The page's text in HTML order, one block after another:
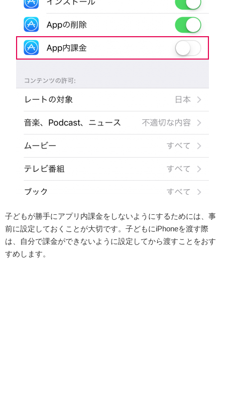
子どもが勝手にアプリ内課金をしないようにするためには、事
前に設定しておくことが大切です。子どもにiPhoneを渡す際
は、自分で課金ができないように設定してから渡すことをおす
すめします。